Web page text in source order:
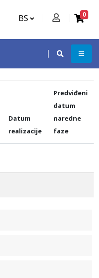
BS 0
Datum
realizacije
Predviđeni
datum
naredne
faze